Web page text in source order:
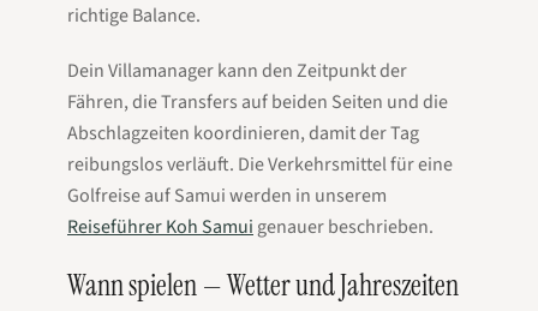
richtige Balance.
Dein Villamanager kann den Zeitpunkt der
Fähren, die Transfers auf beiden Seiten und die
Abschlagzeiten koordinieren, damit der Tag
reibungslos verläuft. Die Verkehrsmittel für eine
Golfreise auf Samui werden in unserem
Reiseführer Koh Samui genauer beschrieben.
Wann spielen — Wetter und Jahreszeiten